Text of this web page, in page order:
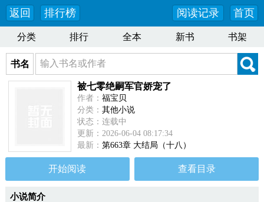
返回 排行榜 首页
阅读记录
分类 排行 全本 新书 书架
书名
被七零绝嗣军官娇宠了
作者： 福宝贝
分类： 其他小说
状态：连载中
更新：2026-06-04 08:17:34
最新： 第663章 大结局（十八）
开始阅读 查看目录
小说简介